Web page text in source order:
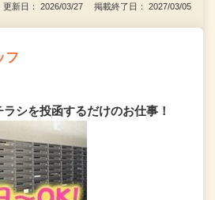
更新日： 2026/03/27 掲載終了日： 2027/03/05
フ
シを投函するだけのお仕事！